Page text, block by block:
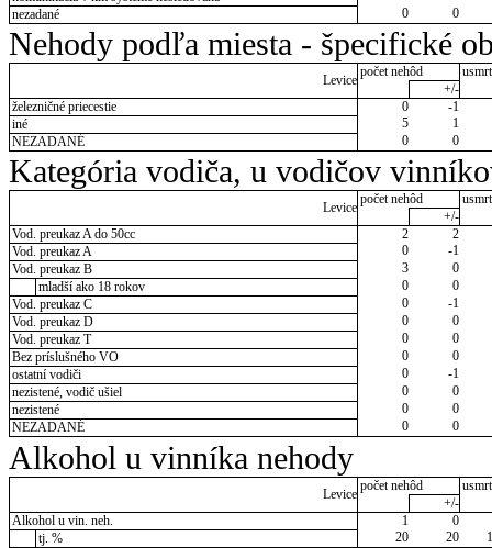
nezadané
0 0
Nehody podľa miesta - špecifické
Levice
počet nehôd
+/-
železničné priecestie
0
-1
iné
5
1
NEZADANÉ
0 0
Kategória vodiča, u vodičov
Levice
počet nehôd
+/-
Vod. preukaz A do 50cc
2
2
Vod. preukaz A
0
-1
Vod. preukaz B
3
0
mladší ako 18 rokov
0
0
Vod. preukaz C
0
-1
Vod. preukaz D
0
0
Vod. preukaz T
0
0
Bez príslušného VO
0
0
ostatní vodiči
0
-1
nezistené, vodič ušiel
0
0
nezistené
0
0
NEZADANÉ
0 0
Alkohol u vinníka nehody
Levice
počet nehôd
+/-
Alkohol u vin. neh.
1
0
tj. %
20 20